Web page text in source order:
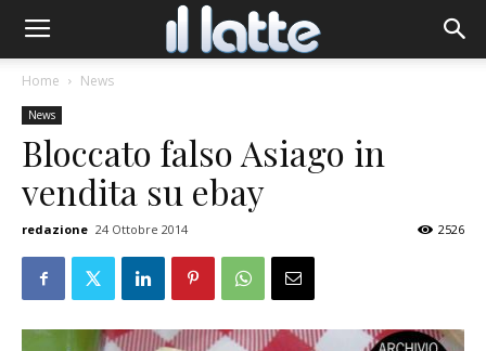
Home News
News
Bloccato falso Asiago in
vendita su ebay
redazione 24 Ottobre 2014 2526